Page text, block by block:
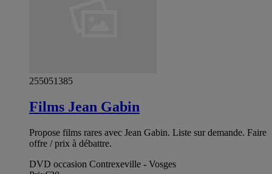
255051385
Films Jean Gabin
Propose films rares avec Jean Gabin. Liste sur demande. Faire
offre / prix à débattre.
DVD occasion Contrexeville - Vosges